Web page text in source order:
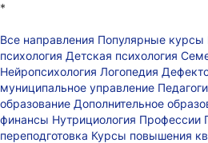
*
Все направления Популярные курсы
психология Детская психология
Нейропсихология Логопедия
муниципальное управление
образование Дополнительное
финансы Нутрициология Профессии
переподготовка Курсы повышения